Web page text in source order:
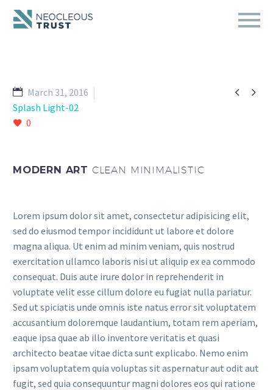
 
March 31, 2016
Splash Light-02
0
MODERN ART CLEAN MINIMALISTIC
Lorem ipsum dolor sit amet, consectetur adipisicing elit,
sed do eiusmod tempor incididunt ut labore et dolore
magna aliqua. Ut enim ad minim veniam, quis nostrud
exercitation ullamco laboris nisi ut aliquip ex ea commodo
consequat. Duis aute irure dolor in reprehenderit in
voluptate velit esse cillum dolore eu fugiat nulla pariatur.
Sed ut spiciatis unde omnis iste natus error sit voluptatem
accusantium doloremque laudantium, totam rem aperiam,
eaque ipsa quae ab illo inventore veritatis et quasi
architecto beatae vitae dicta sunt explicabo. Nemo enim
ipsam voluptatem quia voluptas sit aspernatur aut odit aut
fugit, sed quia consequuntur magni dolores eos qui ratione